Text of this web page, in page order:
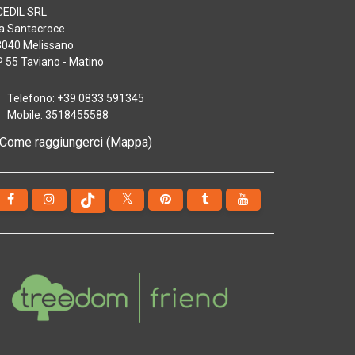
SRL
Santacroce
Melissano
55 Taviano - Matino
Telefono: +39 0833 591345
Mobile: 3518455588
Come raggiungerci (Mappa)